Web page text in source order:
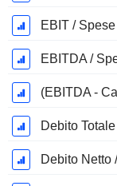
EBIT /
EBITDA /
(EBITDA -
Debito
Debito Netto